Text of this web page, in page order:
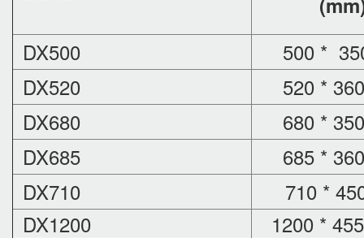
DX500
500 *
DX520
520 *
DX680
680 *
DX685
685 *
DX710
710 *
DX1200
1200 *